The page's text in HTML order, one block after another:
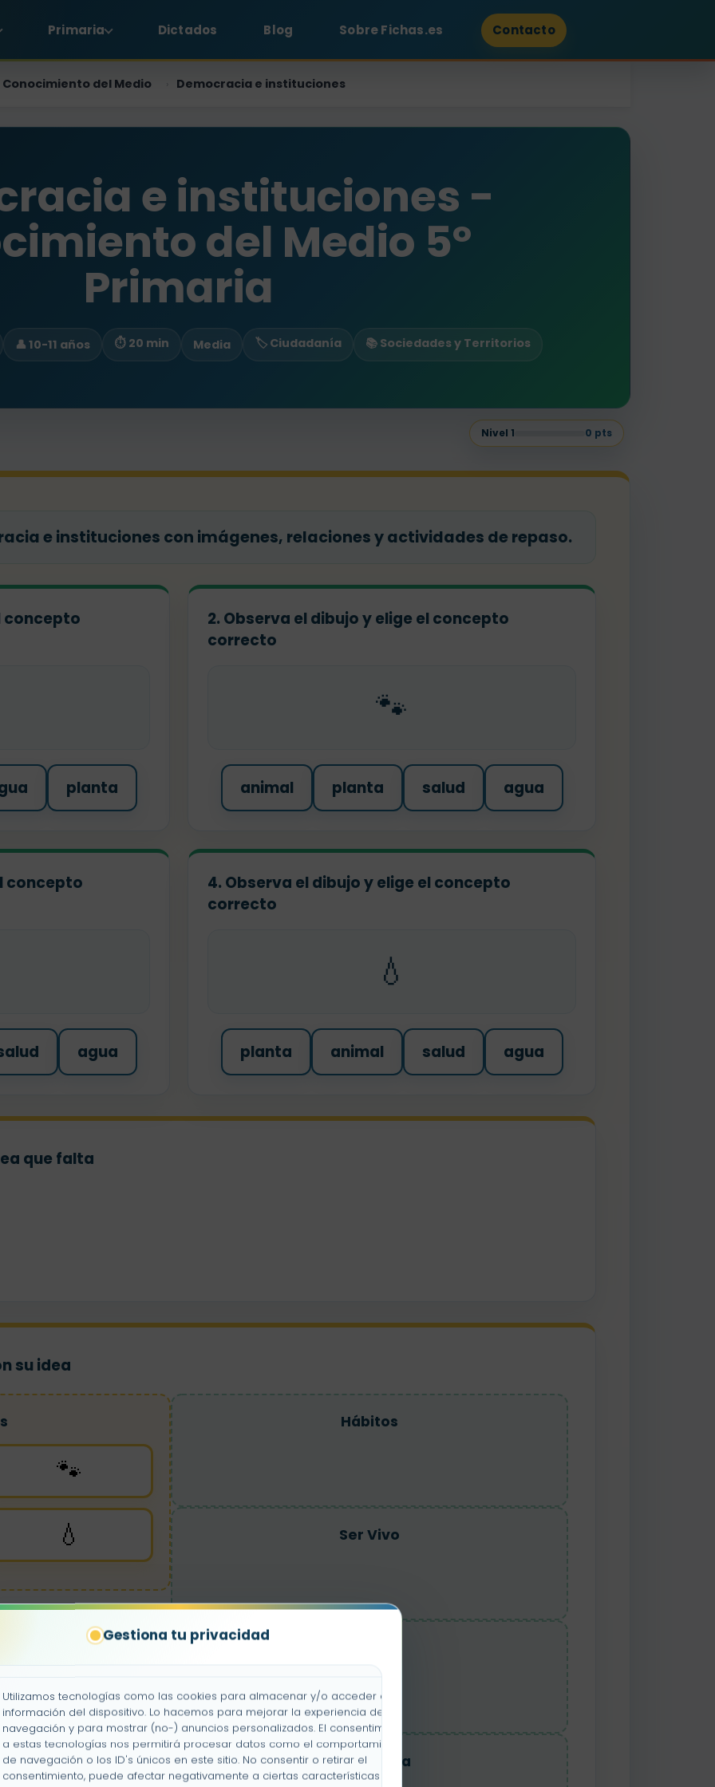
Gestiona tu privacidad
Utilizamos tecnologías como las cookies para almacenar y/o acceder a la
información del dispositivo. Lo hacemos para mejorar la experiencia de
navegación y para mostrar (no-) anuncios personalizados. El consentimiento
a estas tecnologías nos permitirá procesar datos como el comportamiento
de navegación o los ID's únicos en este sitio. No consentir o retirar el
consentimiento, puede afectar negativamente a ciertas características y
Primaria Dictados Blog Sobre Fichas.es Contacto
Conocimiento del Medio › Democracia e instituciones
e instituciones -
del Medio 5º
Primaria
👤 10-11 años ⏱ 20 min Media 🏷️ Ciudadanía 📚 Sociedades y Territorios
Nivel 1 0 pts
e instituciones con imágenes, relaciones y actividades de repaso.
concepto
planta
2. Observa el dibujo y elige el concepto
correcto
🐾
animal planta salud agua
concepto
agua
4. Observa el dibujo y elige el concepto
correcto
💧
planta animal salud agua
que falta
su idea
🐾
💧
Hábitos
Ser Vivo
Naturaleza